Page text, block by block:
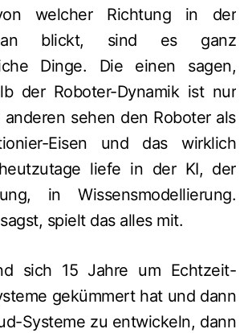
welcher Richtung in der
blickt, sind es ganz
Dinge. Die einen sagen,
der Roboter-Dynamik ist nur
anderen sehen den Roboter als
Eisen und das wirklich
liefe in der KI, der
in Wissensmodellierung.
spielt das alles mit.
sich 15 Jahre um Echtzeit-
gekümmert hat und dann
Systeme zu entwickeln, dann